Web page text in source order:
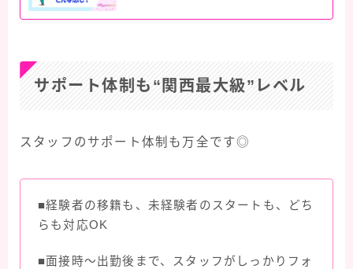
サポート体制も“関西最大級”レベル
スタッフのサポート体制も万全です◎
■経験者の移籍も、未経験者のスタートも、どち
らも対応OK
■面接時〜出勤後まで、スタッフがしっかりフォ